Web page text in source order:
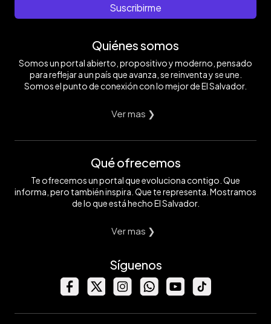
Suscribirme
Quiénes somos
Somos un portal abierto, propositivo y moderno, pensado
para reflejar a un país que avanza, se reinventa y se une.
Somos el punto de conexión con lo mejor de El Salvador.
Ver mas ❯
Qué ofrecemos
Te ofrecemos un portal que evoluciona contigo. Que
informa, pero también inspira. Que te representa. Mostramos
de lo que está hecho El Salvador.
Ver mas ❯
Síguenos